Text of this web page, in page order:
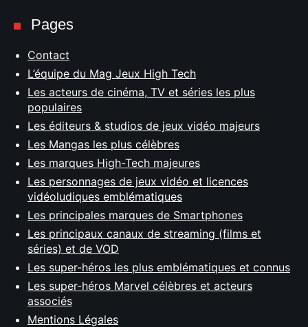
Pages
Contact
L’équipe du Mag Jeux High Tech
Les acteurs de cinéma, TV et séries les plus
populaires
Les éditeurs & studios de jeux vidéo majeurs
Les Mangas les plus célèbres
Les marques High-Tech majeures
Les personnages de jeux vidéo et licences
vidéoludiques emblématiques
Les principales marques de Smartphones
Les principaux canaux de streaming (films et
séries) et de VOD
Les super-héros les plus emblématiques et connus
Les super-héros Marvel célèbres et acteurs
associés
Mentions Légales